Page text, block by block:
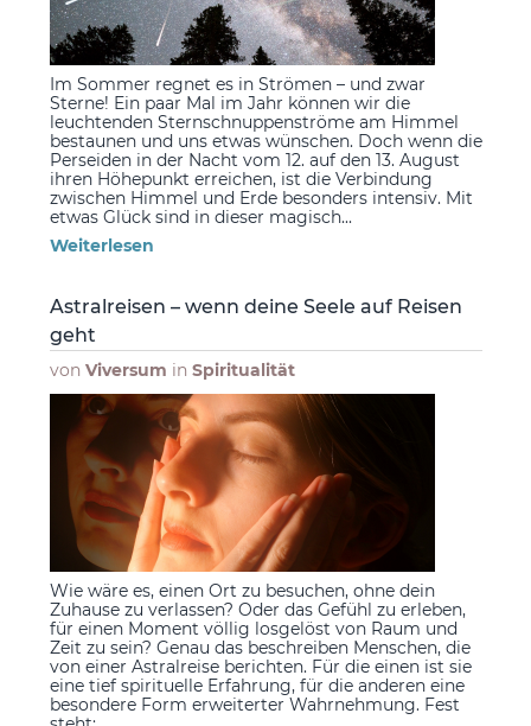
Im Sommer regnet es in Strömen – und zwar
Sterne! Ein paar Mal im Jahr können wir die
leuchtenden Sternschnuppenströme am Himmel
bestaunen und uns etwas wünschen. Doch wenn die
Perseiden in der Nacht vom 12. auf den 13. August
ihren Höhepunkt erreichen, ist die Verbindung
zwischen Himmel und Erde besonders intensiv. Mit
etwas Glück sind in dieser magisch...
Weiterlesen
Astralreisen – wenn deine Seele auf Reisen
geht
von Viversum in Spiritualität
Wie wäre es, einen Ort zu besuchen, ohne dein
Zuhause zu verlassen? Oder das Gefühl zu erleben,
für einen Moment völlig losgelöst von Raum und
Zeit zu sein? Genau das beschreiben Menschen, die
von einer Astralreise berichten. Für die einen ist sie
eine tief spirituelle Erfahrung, für die anderen eine
besondere Form erweiterter Wahrnehmung. Fest